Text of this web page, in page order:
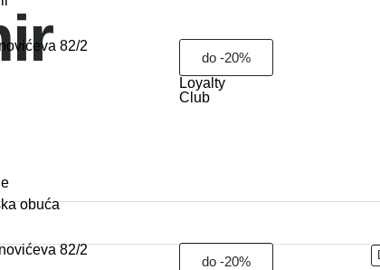
82/2
do -20%
Loyalty
Club
obuća
82/2
do -20%